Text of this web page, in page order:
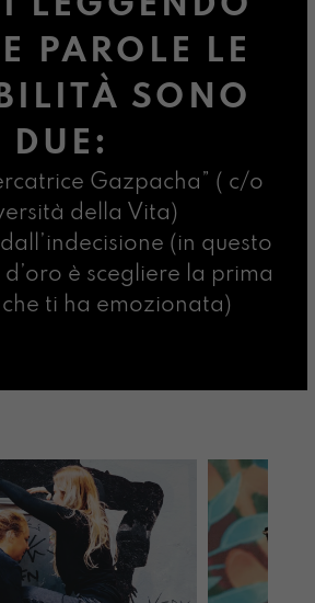
PAROLE LE
SONO
DUE:
Gazpacha” ( c/o
della Vita)
(in questo
è scegliere la prima
ti ha emozionata)